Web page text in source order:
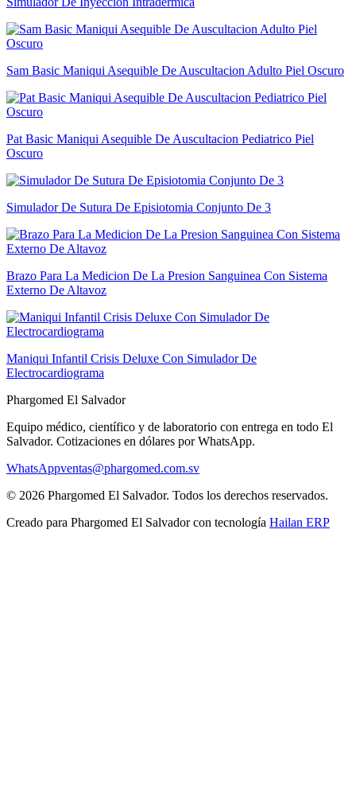
Sam Basic Maniqui Asequible De Auscultacion Adulto Piel Oscuro
Pat Basic Maniqui Asequible De Auscultacion Pediatrico Piel
Oscuro
Simulador De Sutura De Episiotomia Conjunto De 3
Brazo Para La Medicion De La Presion Sanguinea Con Sistema
Externo De Altavoz
Maniqui Infantil Crisis Deluxe Con Simulador De
Electrocardiograma
Phargomed El Salvador
Equipo médico, científico y de laboratorio con entrega en todo El
Salvador. Cotizaciones en dólares por WhatsApp.
WhatsAppventas@phargomed.com.sv
© 2026 Phargomed El Salvador. Todos los derechos reservados.
Creado para Phargomed El Salvadorcon tecnología Hailan ERP